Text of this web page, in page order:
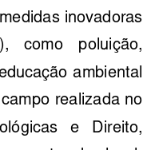
inovadoras
como   poluição,
ambiental
realizada no
e   Direito,